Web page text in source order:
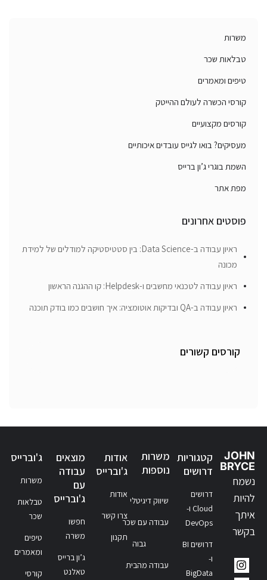
משרות
טבלאות שכר
טיפים ומאמרים
קורסי הכשרה לעולם ההייטק
קורסים מקצועיים
מעסיקים? בואו לגייס עובדים איכותיים
השמת בוגרי ג’ון ברייס
מפת אתר
פוסטים אחרונים
ראיון עבודה ב-Data Science: בין סטטיסטיקה למודלים של למידת
מכונה
ראיון עבודה לטכנאי מחשבים ו-Helpdesk: קו ההגנה הראשון
ראיון עבודה ב-QA ובדיקות אוטומציה: איך חושבים כמו בודק תוכנה
קורסים קשורים
JOHN
BRYCE
נשמח
להיות
איתך
בקשר
קטגוריות
דרושים
דרושים
Cloud ו-
DevOps
דרושים BI
ו-
BigData
משרות
נוספות
שיווק דיגיטלי
עבודה עם שכר
גבוה
עבודה מהבית
אודות
ג'וברייס
אודות
צרו קשר
תקנון
מוצאים
עבודה
עם
ג'וברייס
חפשו
משרה
ג’ון ברייס
טאלנט
ג'וברייס
משרות
טבלאות
שכר
טיפים
ומאמרים
קורסי